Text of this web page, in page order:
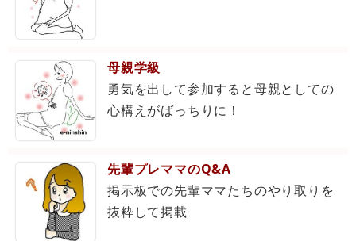
母親学級
勇気を出して参加すると母親としての
心構えがばっちりに！
先輩プレママのQ&A
掲示板での先輩ママたちのやり取りを
抜粋して掲載